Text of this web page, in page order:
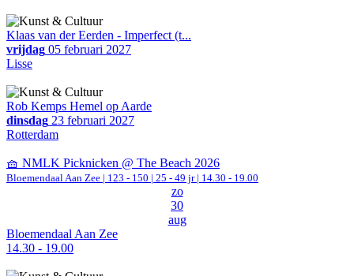
Klaas van der Eerden - Imperfect (t...
vrijdag 05 februari 2027
Lisse
Rob Kemps Hemel op Aarde
dinsdag 23 februari 2027
Rotterdam
🧺 NMLK Picknicken @ The Beach 2026
Bloemendaal Aan Zee | 123 - 150 | 25 - 49 jr | 14.30 - 19.00
zo
30
aug
Bloemendaal Aan Zee
14.30 - 19.00